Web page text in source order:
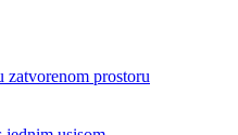
zatvorenom prostoru